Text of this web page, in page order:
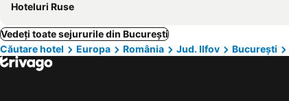
Hoteluri Ruse
Vedeți toate sejururile din București
Căutare hotel
Europa România Jud. Ilfov București